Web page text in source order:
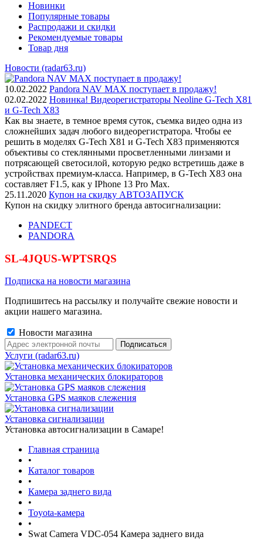
Новинки
Популярные товары
Распродажи и скидки
Рекомендуемые товары
Товар дня
Новости (radar63.ru)
10.02.2022 Pandora NAV MAX поступает в продажу!
02.02.2022 Новинка! Видеорегистраторы Neoline G-Tech X81
и G-Tech X83
Как вы знаете, в темное время суток, съемка видео одна из
сложнейших задач любого видеорегистратора. Чтобы ее
решить в моделях G-Tech X81 и G-Tech X83 применяются
объективы со стеклянными просветленными линзами и
потрясающей светосилой, которую редко встретишь даже в
устройствах премиум-класса. Например, в G-Tech X83 она
составляет F1.5, как у IPhone 13 Pro Max.
25.11.2020 Купон на скидку АВТОЗАПУСК
Купон на скидку элитного бренда автосигнализации:
PANDECT
PANDORA
SL-4JQUS-WPTSRQS
Подписка на новости магазина
Подпишитесь на рассылку и получайте свежие новости и
акции нашего магазина.
Новости магазина
Услуги (radar63.ru)
Установка механических блокираторов
Установка GPS маяков слежения
Установка сигнализации
Установка автосигнализации в Самаре!
Главная страница
•
Каталог товаров
•
Камера заднего вида
•
Toyota-камера
•
Swat Camera VDC-054 Камера заднего вида